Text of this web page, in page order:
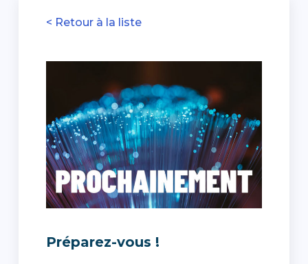
< Retour à la liste
Préparez-vous !